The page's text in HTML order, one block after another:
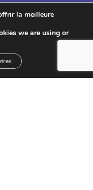
SANTÉ
la meilleure
we are using or